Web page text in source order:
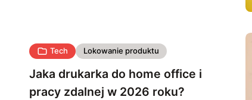
Flex 16.60 uderza dokładnie w ten problem. To
bezprzewodowy odkurzacz […]
Tech Lokowanie produktu
Jaka drukarka do home office i
pracy zdalnej w 2026 roku?